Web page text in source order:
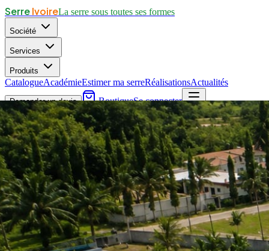
SerreIvoireLa serre sous toutes ses formes
Société
Services
Produits
CatalogueAcadémieEstimer ma serreRéalisationsActualités
Demander un devis BoutiqueSe connecter